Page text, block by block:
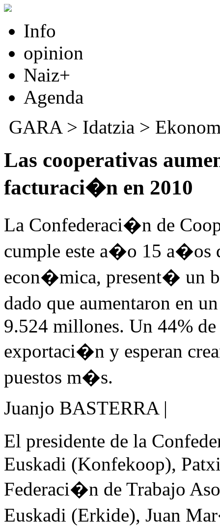
Info
opinion
Naiz+
Agenda
GARA> Idatzia >
Las cooperativas
facturaci�n en 2010
La Confederaci�n de
cumple este a�o 15 a�os
econ�mica, present� un
dado que aumentaron en
9.524 millones. Un 44%
exportaci�n y esperan
puestos m�s.
Juanjo BASTERRA |
El presidente de la
Euskadi (Konfekoop),
Federaci�n de Trabajo
Euskadi (Erkide), Juan